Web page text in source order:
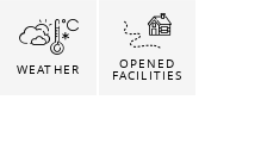
WEATHER OPENED
FACILITIES